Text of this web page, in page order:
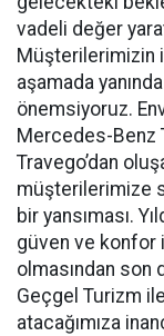
vadeli değer
Müşterilerimizin
aşamada
önemsiyoruz.
Mercedes-Benz
Travego’dan
müşterilerimize
bir yansıması.
güven ve konfor
olmasından son
Geçgel Turizm
atacağımıza